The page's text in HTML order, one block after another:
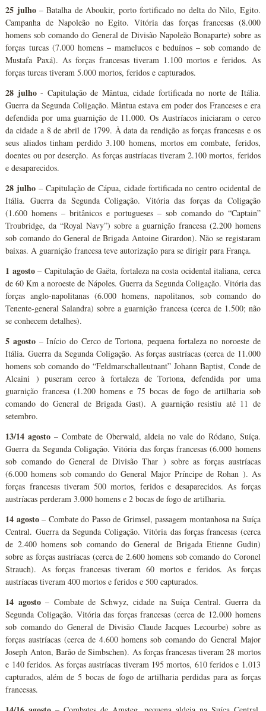
25 julho– Batalha de Aboukir, porto fortificado no delta do Nilo, Egito.
Campanha de Napoleão no Egito. Vitória das forças francesas (8.000
homens sob comando do General de Divisão Napoleão Bonaparte) sobre as
forças turcas (7.000 homens – mamelucos e beduínos – sob comando de
Mustafa Paxá). As forças francesas tiveram 1.100 mortos e feridos. As
forças turcas tiveram 5.000 mortos, feridos e capturados.
28 julho- Capitulação de Mântua, cidade fortificada no norte de Itália.
Guerra da Segunda Coligação. Mântua estava em poder dos Franceses e era
defendida por uma guarnição de 11.000. Os Austríacos iniciaram o cerco
da cidade a 8 de abril de 1799. À data da rendição as forças francesas e os
seus aliados tinham perdido 3.100 homens, mortos em combate, feridos,
doentes ou por deserção. As forças austríacas tiveram 2.100 mortos, feridos
e desaparecidos.
28 julho – Capitulação de Cápua, cidade fortificada no centro ocidental de
Itália. Guerra da Segunda Coligação. Vitória das forças da Coligação
(1.600 homens – britânicos e portugueses – sob comando do “Captain”
Troubridge, da “Royal Navy”) sobre a guarnição francesa (2.200 homens
sob comando do General de Brigada Antoine Girardon). Não se registaram
baixas. A guarnição francesa teve autorização para se dirigir para França.
1 agosto– Capitulação de Gaëta, fortaleza na costa ocidental italiana, cerca
de 60 Km a noroeste de Nápoles. Guerra da Segunda Coligação. Vitória das
forças anglo-napolitanas (6.000 homens, napolitanos, sob comando do
Tenente-general Salandra) sobre a guarnição francesa (cerca de 1.500; não
se conhecem detalhes).
5 agosto – Início do Cerco de Tortona, pequena fortaleza no noroeste de
Itália. Guerra da Segunda Coligação. As forças austríacas (cerca de 11.000
homens sob comando do “Feldmarschalleutnant” Johann Baptist, Conde de
Alcaini ) puseram cerco à fortaleza de Tortona, defendida por uma
guarnição francesa (1.200 homens e 75 bocas de fogo de artilharia sob
comando do General de Brigada Gast). A guarnição resistiu até 11 de
setembro.
13/14 agosto – Combate de Oberwald, aldeia no vale do Ródano, Suíça.
Guerra da Segunda Coligação. Vitória das forças francesas (6.000 homens
sob comando do General de Divisão Thar ) sobre as forças austríacas
(6.000 homens sob comando do General Major Príncipe de Rohan ). As
forças francesas tiveram 500 mortos, feridos e desaparecidos. As forças
austríacas perderam 3.000 homens e 2 bocas de fogo de artilharia.
14 agosto– Combate do Passo de Grimsel, passagem montanhosa na Suíça
Central. Guerra da Segunda Coligação. Vitória das forças francesas (cerca
de 2.400 homens sob comando do General de Brigada Etienne Gudin)
sobre as forças austríacas (cerca de 2.600 homens sob comando do Coronel
Strauch). As forças francesas tiveram 60 mortos e feridos. As forças
austríacas tiveram 400 mortos e feridos e 500 capturados.
14 agosto– Combate de Schwyz, cidade na Suíça Central. Guerra da
Segunda Coligação. Vitória das forças francesas (cerca de 12.000 homens
sob comando do General de Divisão Claude Jacques Lecourbe) sobre as
forças austríacas (cerca de 4.600 homens sob comando do General Major
Joseph Anton, Barão de Simbschen). As forças francesas tiveram 28 mortos
e 140 feridos. As forças austríacas tiveram 195 mortos, 610 feridos e 1.013
capturados, além de 5 bocas de fogo de artilharia perdidas para as forças
francesas.